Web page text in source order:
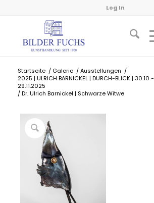
Log In
Startseite / Galerie / Ausstellungen /
2025 | ULRICH BARNICKEL | DURCH-BLICK | 30.10 -
29.11.2025
/ Dr. Ulrich Barnickel | Schwarze Witwe